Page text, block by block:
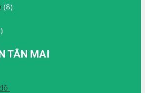
(8)
TÂN MAI